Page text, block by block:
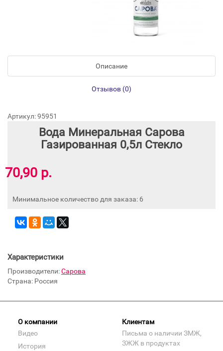
Описание
Отзывов (0)
Артикул: 95951
Вода Минеральная Сарова
Газированная 0,5л Стекло
70,90 р.
Минимальное количество для заказа: 6
Характеристики
Производители:Сарова
Страна: Россия
О компании
Видео
История
Клиентам
Письма о наличии ЗМЖ,
ЗЖЖ в продуктах